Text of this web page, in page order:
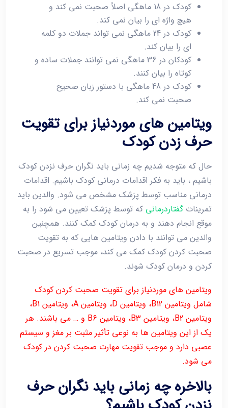
کودک در 18 ماهگی اصلاً صحبت نمی کند و
هیچ واژه ای را بیان نمی کند.
کودک در 24 ماهگی نمی تواند جملات دو کلمه
ای را بیان کند.
کودکان در 36 ماهگی نمی توانند جملات ساده و
کوتاه را بیان کنند.
کودک در 48 ماهگی با دستور زبان صحیح
صحبت نمی کند.
ویتامین های موردنیاز برای تقویت
حرف زدن کودک
حال که متوجه شدیم چه زمانی باید نگران حرف نزدن کودک
باشیم ، باید به فکر اقدامات درمانی کودک باشیم. اقدامات
درمانی مناسب توسط پزشک مشخص می شود. والدین باید
تمریناتگفتاردرمانی که توسط پزشک تعیین می شود را به
موقع انجام دهند و به درمان کودک کمک کنند. همچنین
والدین می توانند با دادن ویتامین هایی که به تقویت
صحبت کردن کودک کمک می کند، موجب تسریع در صحبت
کردن و درمان کودک شوند.
ویتامین های موردنیاز برای تقویت صحبت کردن کودک
شامل ویتامین B12، ویتامین D، ویتامین A، ویتامین B1،
ویتامین B2، ویتامین B3، ویتامین B6 و … می باشند. هر
یک از این ویتامین ها به نوعی تأثیر مثبت بر مغز و سیستم
عصبی دارد و موجب تقویت مهارت صحبت کردن در کودک
می شود.
بالاخره چه زمانی باید نگران حرف